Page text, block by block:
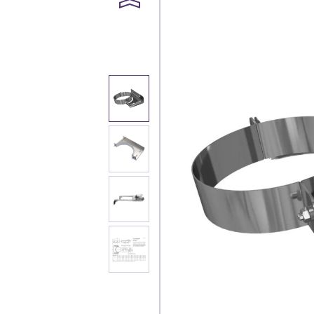
Клиентам
Снабженцам и
Монтажным
Предприятиям и